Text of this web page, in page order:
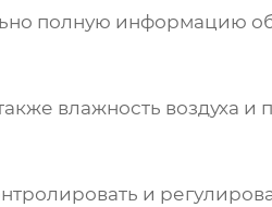
полную информацию
влажность воздуха
и